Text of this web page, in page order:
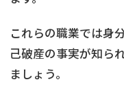
これらの職業では身
己破産の事実が知ら
ましょう。